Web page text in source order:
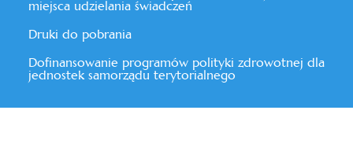
miejsca udzielania świadczeń
Druki do pobrania
Dofinansowanie programów polityki zdrowotnej dla
jednostek samorządu terytorialnego